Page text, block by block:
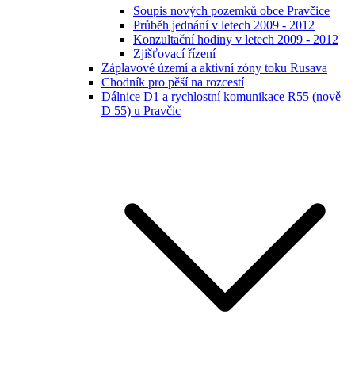
Soupis nových pozemků obce Pravčice
Průběh jednání v letech 2009 - 2012
Konzultační hodiny v letech 2009 - 2012
Zjišťovací řízení
Záplavové území a aktivní zóny toku Rusava
Chodník pro pěší na rozcestí
Dálnice D1 a rychlostní komunikace R55 (nově
D 55) u Pravčic